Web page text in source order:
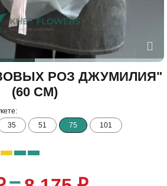
РОЗ ДЖУМИЛИЯ"
(60 СМ)
35 51 75 101